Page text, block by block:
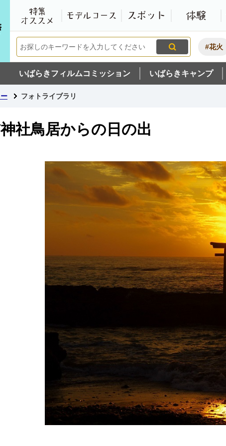
特集・オススメ
#花火
いばらきフィルムコミッション いばらきキャンプ
フォトライブラリ
社鳥居からの日の出